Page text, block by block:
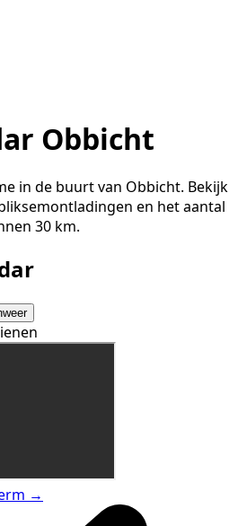
Obbicht
in de buurt van Obbicht. Bekijk
en het aantal
30 km.
→